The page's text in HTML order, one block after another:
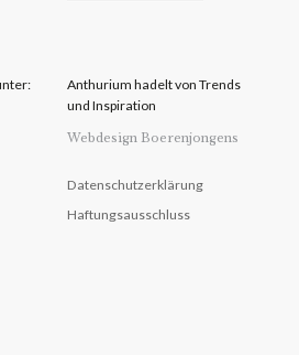
Anthurium hadelt von Trends
und Inspiration
Webdesign Boerenjongens
Datenschutzerklärung
Haftungsausschluss